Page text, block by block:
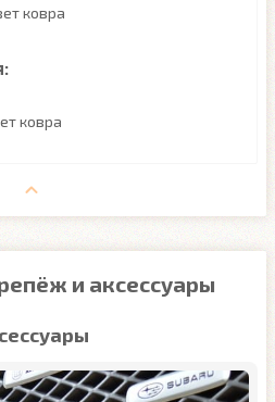
ковра
ковра
и аксессуары